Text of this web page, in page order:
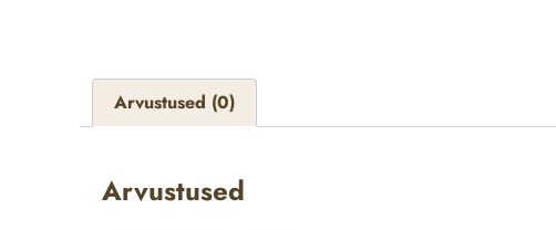
Arvustused (0)
Arvustused